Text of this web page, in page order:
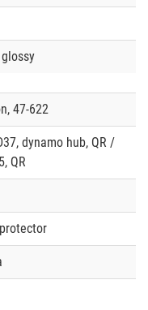
47-622
dynamo hub, QR /
QR